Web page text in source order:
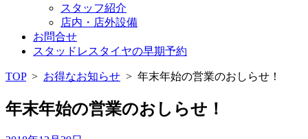
スタッフ紹介
店内・店外設備
お問合せ
スタッドレスタイヤの早期予約
TOP> お得なお知らせ > 年末年始の営業のおしらせ！
年末年始の営業のおしらせ！